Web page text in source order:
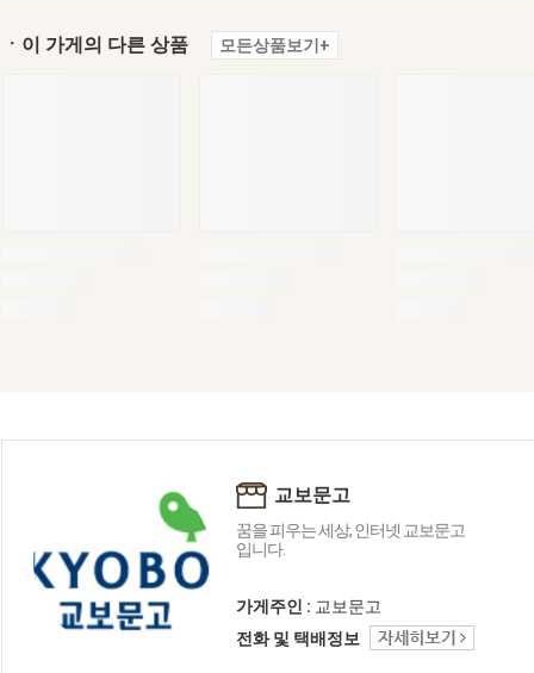
ㆍ이 가게의 다른 상품 모든상품보기+
교보문고
꿈을 피우는 세상, 인터넷 교보문고
입니다.
가게주인 : 교보문고
전화 및 택배정보